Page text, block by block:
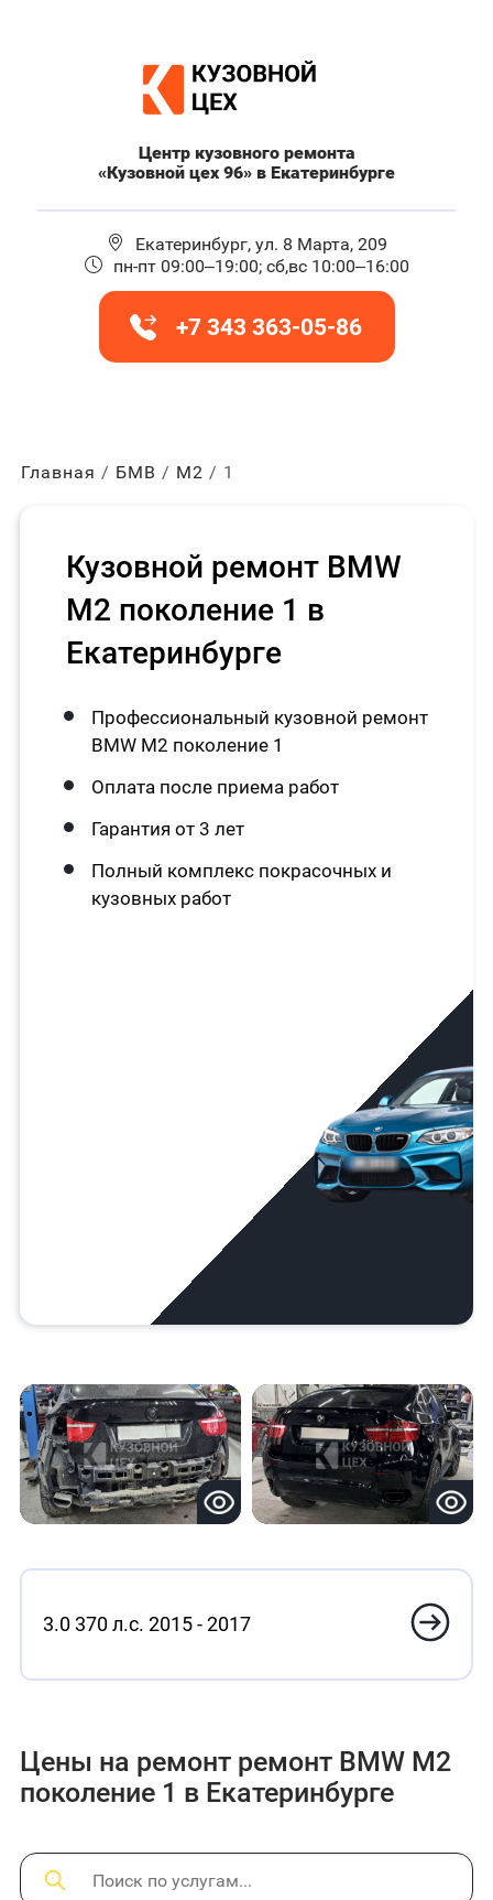
Центр кузовного ремонта
«Кузовной цех 96» в Екатеринбурге
Екатеринбург, ул. 8 Марта, 209
пн-пт 09:00–19:00; сб,вс 10:00–16:00
+7 343 363-05-86
Главная БМВ М2 1
Кузовной ремонт BMW
M2 поколение 1 в
Екатеринбурге
Профессиональный кузовной ремонт
BMW M2 поколение 1
Оплата после приема работ
Гарантия от 3 лет
Полный комплекс покрасочных и
кузовных работ
3.0 370 л.с. 2015 - 2017
Цены на ремонт ремонт BMW M2
поколение 1 в Екатеринбурге